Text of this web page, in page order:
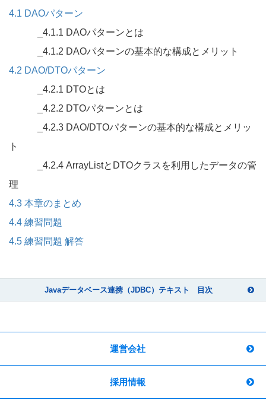
Javaデータベース連携（JDBC）テキスト 目次
4.1 DAOパターン
_4.1.1 DAOパターンとは
_4.1.2 DAOパターンの基本的な構成とメリット
4.2 DAO/DTOパターン
_4.2.1 DTOとは
_4.2.2 DTOパターンとは
_4.2.3 DAO/DTOパターンの基本的な構成とメリッ
ト
_4.2.4 ArrayListとDTOクラスを利用したデータの管
理
4.3 本章のまとめ
4.4 練習問題
4.5 練習問題 解答
運営会社
採用情報